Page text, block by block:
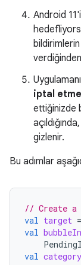
Android
iptal
ettiğinizde
gizlenir.
Bu adımlar
// Create a
val target =
val
val category